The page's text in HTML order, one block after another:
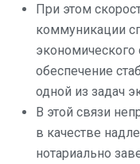
При этом
коммуникации
экономического
обеспечение
одной из задач
В этой связи
в качестве
нотариально